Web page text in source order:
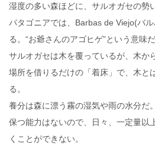
湿度の多い森ほどに、サルオガセの勢
パタゴニアでは、Barbas de Viejo(バ
る。“お爺さんのアゴヒゲ”という意味だ
サルオガセは木を覆っているが、木か
場所を借りるだけの「着床」で、木と
る。
養分は森に漂う霧の湿気や雨の水分だ
保つ能力はないので、日々、一定量以
くことができない。